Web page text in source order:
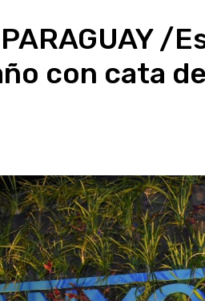
PARAGUAY /
con cata